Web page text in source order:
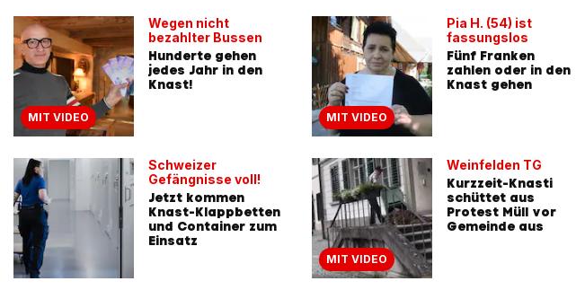
MIT VIDEO
Wegen nicht
bezahlter Bussen
Hunderte gehen
jedes Jahr in den
Knast!
Schweizer
Gefängnisse voll!
Jetzt kommen
Knast-Klappbetten
und Container zum
Einsatz
MIT VIDEO
Pia H. (54) ist
fassungslos
Fünf Franken
zahlen oder in den
Knast gehen
MIT VIDEO
Weinfelden TG
Kurzzeit-Knasti
schüttet aus
Protest Müll vor
Gemeinde aus